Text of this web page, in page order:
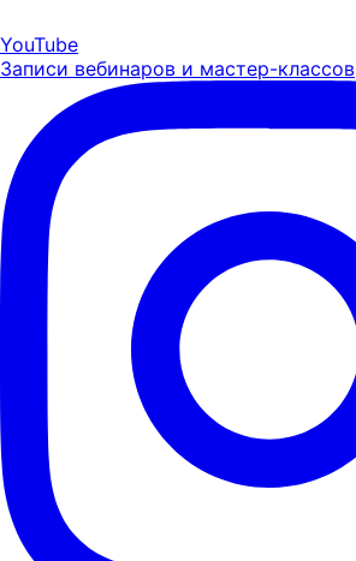
YouTube
Записи вебинаров и мастер-классов